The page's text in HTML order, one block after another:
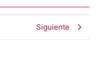
Siguiente